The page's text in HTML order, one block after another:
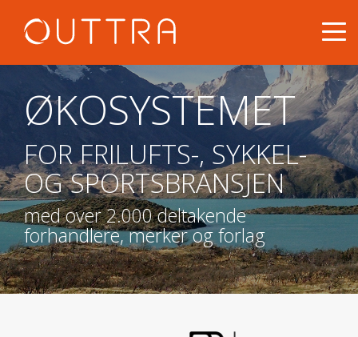
ØKOSYSTEMET
FOR FRILUFTS-, SYKKEL-
OG SPORTSBRANSJEN
med over 2.000 deltakende
forhandlere, merker og forlag